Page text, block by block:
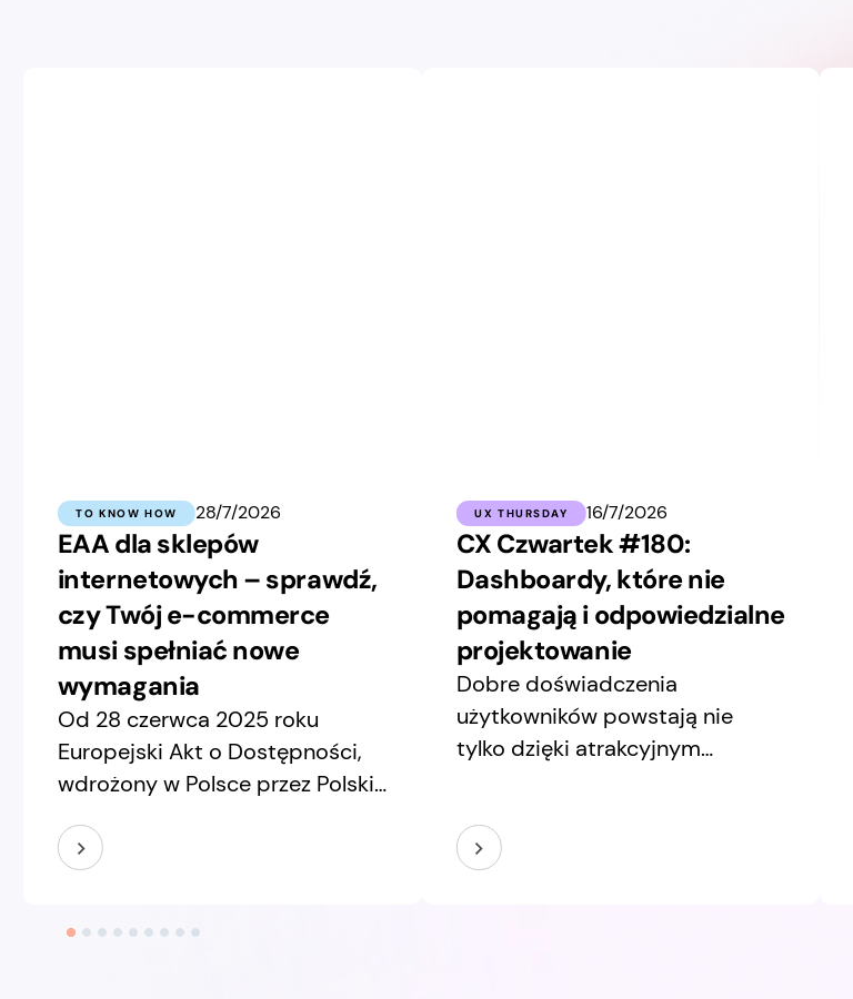
TO KNOW HOW 28/7/2026
EAA dla sklepów
internetowych – sprawdź,
czy Twój e-commerce
musi spełniać nowe
wymagania
Od 28 czerwca 2025 roku
Europejski Akt o Dostępności,
wdrożony w Polsce przez Polski
m.in. usługi handlu
online musi zapewniać
UX THURSDAY 16/7/2026
CX Czwartek #180:
Dashboardy, które nie
pomagają i odpowiedzialne
projektowanie
Dobre doświadczenia
użytkowników powstają nie
tylko dzięki atrakcyjnym
decyzjom projektowym. W tym
newsletterze przyglądamy się